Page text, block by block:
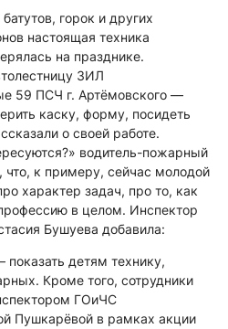
горок и других
настоящая техника
на празднике.
ЗИЛ
59 ПСЧ г. Артёмовского —
каску, форму, посидеть
о своей работе.
водитель-пожарный
что, к примеру, сейчас молодой
характер задач, про то, как
в целом. Инспектор
Бушуева добавила:
детям технику,
Кроме того, сотрудники
ГОиЧС
Пушкарёвой в рамках акции